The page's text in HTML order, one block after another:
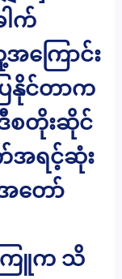
ါက်
ြောင်း
နိုင်တာက
စတိုးဆိုင်
ရင့်ဆုံး
အတော်
ကြူက သိ